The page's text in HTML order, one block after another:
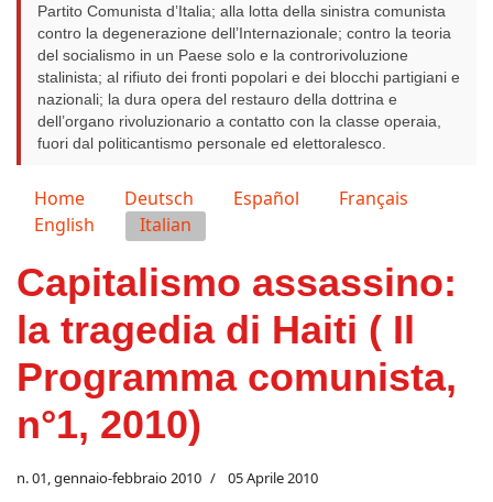
Partito Comunista d’Italia; alla lotta della sinistra comunista
contro la degenerazione dell’Internazionale; contro la teoria
del socialismo in un Paese solo e la controrivoluzione
stalinista; al rifiuto dei fronti popolari e dei blocchi partigiani e
nazionali; la dura opera del restauro della dottrina e
dell’organo rivoluzionario a contatto con la classe operaia,
fuori dal politicantismo personale ed elettoralesco.
Seleziona la tua lingua
Home Deutsch Español
Français
English
Italian
Capitalismo assassino:
la tragedia di Haiti ( Il
Programma comunista,
n°1, 2010)
n. 01, gennaio-febbraio 2010 05 Aprile 2010